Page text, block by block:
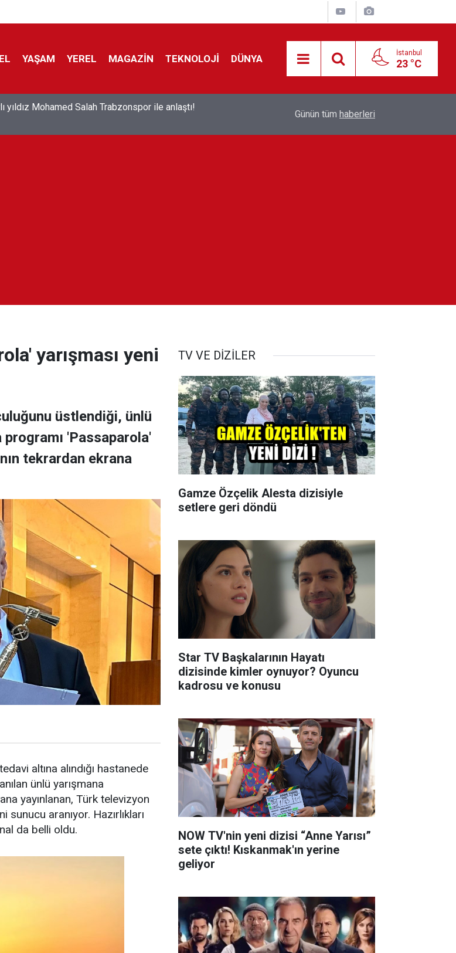
YAŞAM YEREL MAGAZİN TEKNOLOJİ DÜNYA İstanbul
23 °C
yıldız Mohamed Salah Trabzonspor ile anlaştı!
Feridun Düzağaç sahnelere ara verdi: ''En az
Günün tüm haberleri
yarışması yeni
üstlendiği, ünlü
'Passaparola'
tekrardan ekrana
altına alındığı hastanede
ünlü yarışmana
yayınlanan, Türk televizyon
sunucu aranıyor. Hazırlıkları
da belli oldu.
TV VE DİZİLER
Gamze Özçelik Alesta dizisiyle
setlere geri döndü
Star TV Başkalarının Hayatı
dizisinde kimler oynuyor? Oyuncu
kadrosu ve konusu
NOW TV'nin yeni dizisi “Anne Yarısı”
sete çıktı! Kıskanmak'ın yerine
geliyor